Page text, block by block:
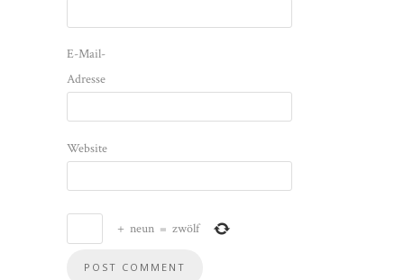
E-Mail-
Adresse
Website
+ neun = zwölf